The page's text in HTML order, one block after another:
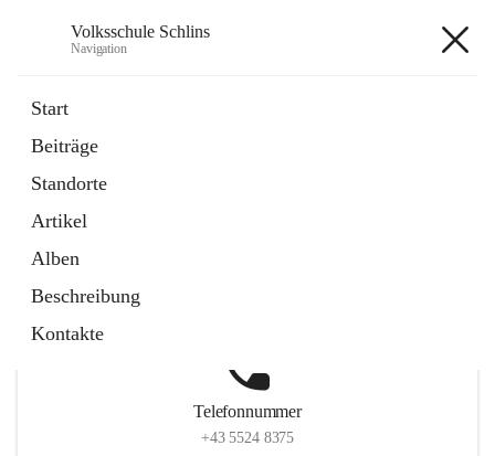
Volksschule Schlins
Navigation
Start
Beiträge
Standorte
Artikel
Alben
Beschreibung
Kontakte
Telefonnummer
+43 5524 8375